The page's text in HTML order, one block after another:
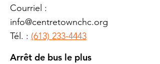
Courriel :
info@centretownchc.org
Tél. : (613) 233-4443
Arrêt de bus le plus